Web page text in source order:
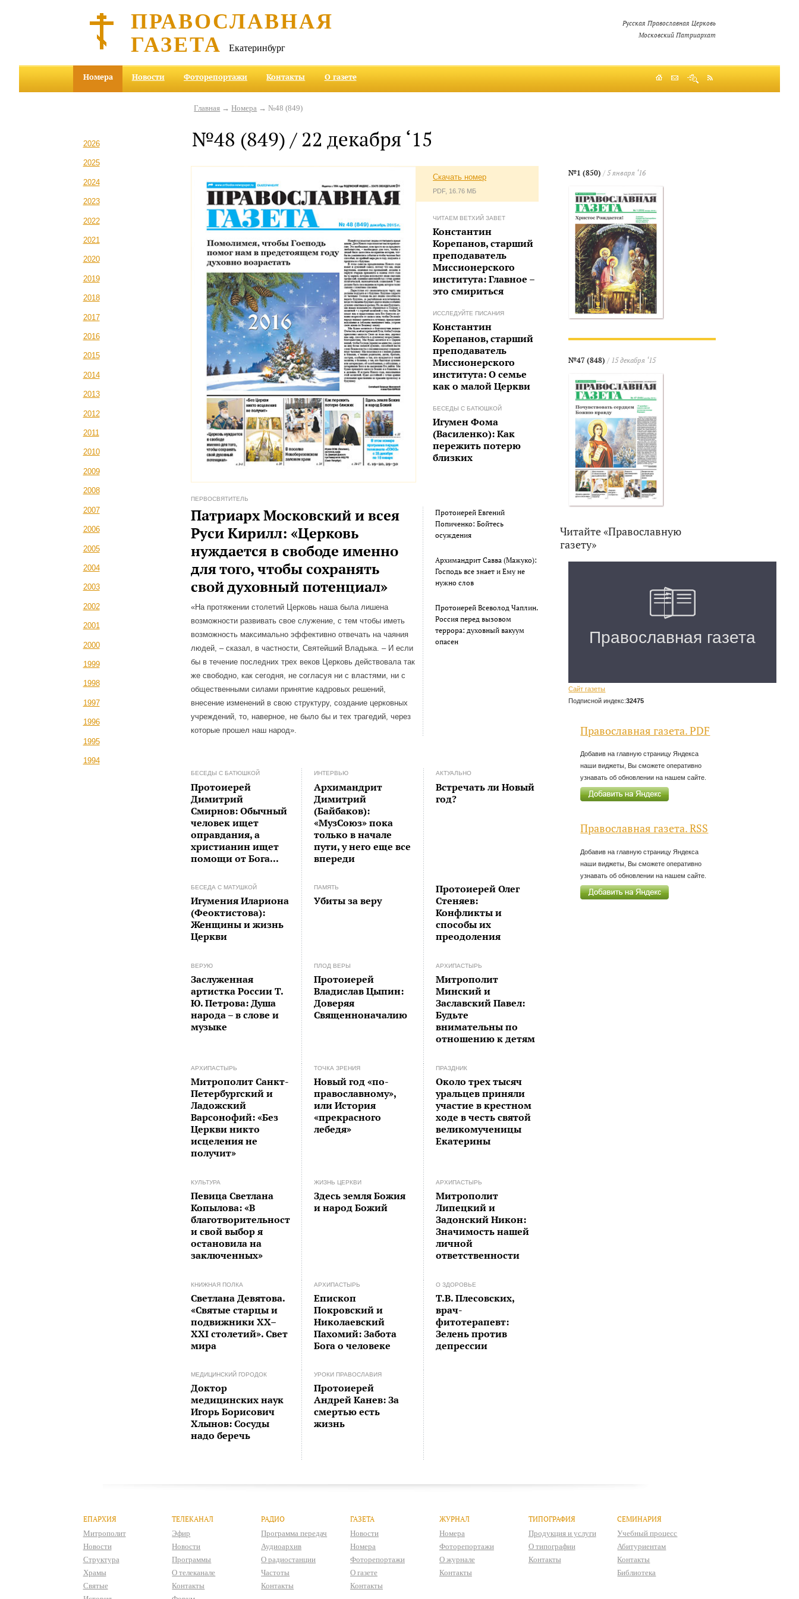
ПРАВОСЛАВНАЯ
ГАЗЕТА Екатеринбург
Русская Православная Церковь
Московский Патриархат
Номера Новости Фоторепортажи Контакты О газете
2026
2025
2024
2023
2022
2021
2020
2019
2018
2017
2016
2015
2014
2013
2012
2011
2010
2009
2008
2007
2006
2005
2004
2003
2002
2001
2000
1999
1998
1997
1996
1995
1994
Главная →Номера → №48 (849)
№48 (849) / 22 декабря ‘15
Скачать номер
PDF, 16.76 МБ
ЧИТАЕМ ВЕТХИЙ ЗАВЕТ
Константин
Корепанов, старший
преподаватель
Миссионерского
института: Главное –
это смириться
ИССЛЕДУЙТЕ ПИСАНИЯ
Константин
Корепанов, старший
преподаватель
Миссионерского
института: О семье
как о малой Церкви
БЕСЕДЫ С БАТЮШКОЙ
Игумен Фома
(Василенко): Как
пережить потерю
близких
ПЕРВОСВЯТИТЕЛЬ
Патриарх Московский и всея
Руси Кирилл: «Церковь
нуждается в свободе именно
для того, чтобы сохранять
свой духовный потенциал»
«На протяжении столетий Церковь наша была лишена
возможности развивать свое служение, с тем чтобы иметь
возможность максимально эффективно отвечать на чаяния
людей, – сказал, в частности, Святейший Владыка. – И если
бы в течение последних трех веков Церковь действовала так
же свободно, как сегодня, не согласуя ни с властями, ни с
общественными силами принятие кадровых решений,
внесение изменений в свою структуру, создание церковных
учреждений, то, наверное, не было бы и тех трагедий, через
которые прошел наш народ».
Протоиерей Евгений
Попиченко: Бойтесь
осуждения
Архимандрит Савва (Мажуко):
Господь все знает и Ему не
нужно слов
Протоиерей Всеволод Чаплин.
Россия перед вызовом
террора: духовный вакуум
опасен
БЕСЕДЫ С БАТЮШКОЙ
Протоиерей
Димитрий
Смирнов: Обычный
человек ищет
оправдания, а
христианин ищет
помощи от Бога...
ИНТЕРВЬЮ
Архимандрит
Димитрий
(Байбаков):
«МузСоюз» пока
только в начале
пути, у него еще все
впереди
АКТУАЛЬНО
Встречать ли Новый
год?
БЕСЕДА С МАТУШКОЙ
Игумения Илариона
(Феоктистова):
Женщины и жизнь
Церкви
ПАМЯТЬ
Убиты за веру
Протоиерей Олег
Стеняев:
Конфликты и
способы их
преодоления
ВЕРУЮ
Заслуженная
артистка России Т.
Ю. Петрова: Душа
народа – в слове и
музыке
ПЛОД ВЕРЫ
Протоиерей
Владислав Цыпин:
Доверяя
Священноначалию
АРХИПАСТЫРЬ
Митрополит
Минский и
Заславский Павел:
Будьте
внимательны по
отношению к детям
АРХИПАСТЫРЬ
Митрополит Санкт-
Петербургский и
Ладожский
Варсонофий: «Без
Церкви никто
исцеления не
получит»
ТОЧКА ЗРЕНИЯ
Новый год «по-
православному»,
или История
«прекрасного
лебедя»
ПРАЗДНИК
Около трех тысяч
уральцев приняли
участие в крестном
ходе в честь святой
великомученицы
Екатерины
КУЛЬТУРА
Певица Светлана
Копылова: «В
благотворительност
и свой выбор я
остановила на
заключенных»
ЖИЗНЬ ЦЕРКВИ
Здесь земля Божия
и народ Божий
АРХИПАСТЫРЬ
Митрополит
Липецкий и
Задонский Никон:
Значимость нашей
личной
ответственности
КНИЖНАЯ ПОЛКА
Светлана Девятова.
«Святые старцы и
подвижники XX–
XXI столетий». Свет
мира
АРХИПАСТЫРЬ
Епископ
Покровский и
Николаевский
Пахомий: Забота
Бога о человеке
О ЗДОРОВЬЕ
Т.В. Плесовских,
врач-
фитотерапевт:
Зелень против
депрессии
МЕДИЦИНСКИЙ ГОРОДОК
Доктор
медицинских наук
Игорь Борисович
Хлынов: Сосуды
надо беречь
УРОКИ ПРАВОСЛАВИЯ
Протоиерей
Андрей Канев: За
смертью есть
жизнь
№1 (850) / 5 января ‘16
№47 (848) / 15 декабря ‘15
Читайте «Православную
газету»
Сайт газеты
Подписной индекс:32475
Православная газета. PDF
Добавив на главную страницу Яндекса
наши виджеты, Вы сможете оперативно
узнавать об обновлении на нашем сайте.
Православная газета. RSS
Добавив на главную страницу Яндекса
наши виджеты, Вы сможете оперативно
узнавать об обновлении на нашем сайте.
ЕПАРХИЯ
Митрополит
Новости
Структура
Храмы
Святые
ТЕЛЕКАНАЛ
Эфир
Новости
Программы
О телеканале
Контакты
РАДИО
Программа передач
Аудиоархив
О радиостанции
Частоты
Контакты
ГАЗЕТА
Новости
Номера
Фоторепортажи
О газете
Контакты
ЖУРНАЛ
Номера
Фоторепортажи
О журнале
Контакты
ТИПОГРАФИЯ
Продукция и услуги
О типографии
Контакты
СЕМИНАРИЯ
Учебный процесс
Абитуриентам
Контакты
Библиотека